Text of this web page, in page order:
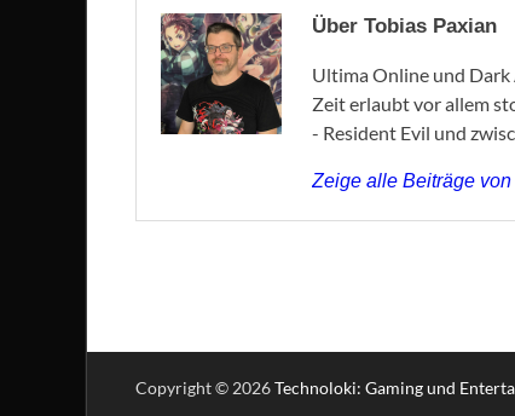
Über Tobias Paxian
Ultima Online und Dark
Zeit erlaubt vor allem
- Resident Evil und
Zeige alle Beiträge
Copyright © 2026Technoloki: Gaming und